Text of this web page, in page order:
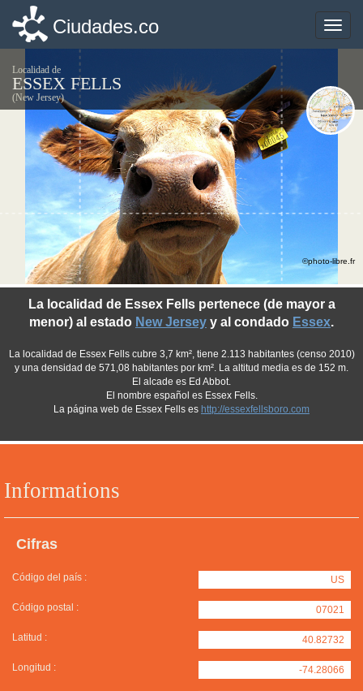
Toggle
Ciudades.co
Localidad de
ESSEX FELLS
(New Jersey)
Informations
Cifras
Código del país : US
Código postal : 07021
Latitud : 40.82732
Longitud : -74.28066
La localidad de Essex Fells pertenece (de mayor a
menor) al estado New Jersey y al condado Essex.
La localidad de Essex Fells cubre 3,7 km², tiene 2.113 habitantes (censo 2010)
y una densidad de 571,08 habitantes por km². La altitud media es de 152 m.
El alcade es Ed Abbot.
El nombre español es Essex Fells.
La página web de Essex Fells es http://essexfellsboro.com
©photo-libre.fr
Toggle
Ciudades.co